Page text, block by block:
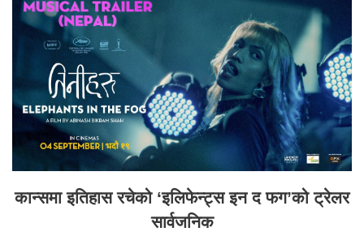
कान्समा इतिहास रचेको ‘इलिफेन्ट्स इन द फग’को ट्रेलर
सार्वजनिक